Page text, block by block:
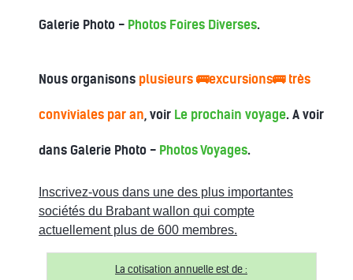
Galerie Photo - Photos Foires Diverses.
Nous organisons plusieurs 🚌excursions🚌 très
conviviales par an , voir Le prochain voyage. A voir
dans Galerie Photo - Photos Voyages.
Inscrivez-vous dans une des plus importantes
sociétés du Brabant wallon qui compte
actuellement plus de 600 membres.
La cotisation annuelle est de :